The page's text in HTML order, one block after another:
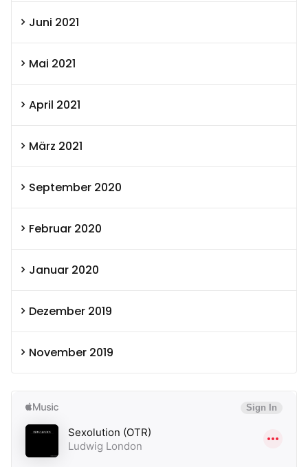
Juni 2021
Mai 2021
April 2021
März 2021
September 2020
Februar 2020
Januar 2020
Dezember 2019
November 2019